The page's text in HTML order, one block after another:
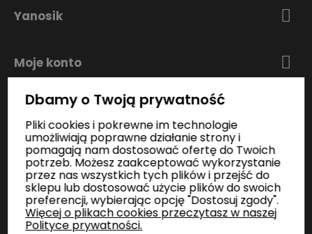
Yanosik
Moje konto
Zakupy
Informacje
Kontakt
Dbamy o Twoją prywatność
Pliki cookies i pokrewne im technologie
umożliwiają poprawne działanie strony i
pomagają nam dostosować ofertę do Twoich
potrzeb. Możesz zaakceptować wykorzystanie
przez nas wszystkich tych plików i przejść do
sklepu lub dostosować użycie plików do swoich
preferencji, wybierając opcję "Dostosuj zgody".
Więcej o plikach cookies przeczytasz w naszej
Polityce prywatności.